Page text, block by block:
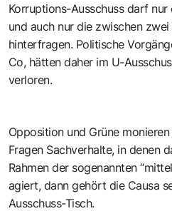
Korruptions-Ausschuss darf
und auch nur die zwischen
hinterfragen. Politische
Co, hätten daher im U-
verloren.
Opposition und Grüne
Fragen Sachverhalte, in denen
Rahmen der sogenannten
agiert, dann gehört die Causa
Ausschuss-Tisch.